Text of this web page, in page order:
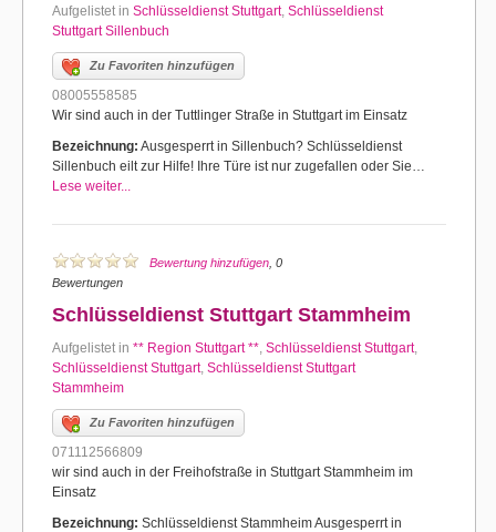
Aufgelistet in Schlüsseldienst Stuttgart, Schlüsseldienst
Stuttgart Sillenbuch
Zu Favoriten hinzufügen
08005558585
Wir sind auch in der Tuttlinger Straße in Stuttgart im Einsatz
Bezeichnung: Ausgesperrt in Sillenbuch? Schlüsseldienst
Sillenbuch eilt zur Hilfe! Ihre Türe ist nur zugefallen oder Sie…
Lese weiter...
Bewertung hinzufügen , 0
Bewertungen
Schlüsseldienst Stuttgart Stammheim
Aufgelistet in ** Region Stuttgart **, Schlüsseldienst Stuttgart,
Schlüsseldienst Stuttgart, Schlüsseldienst Stuttgart
Stammheim
Zu Favoriten hinzufügen
071112566809
wir sind auch in der Freihofstraße in Stuttgart Stammheim im
Einsatz
Bezeichnung: Schlüsseldienst Stammheim Ausgesperrt in